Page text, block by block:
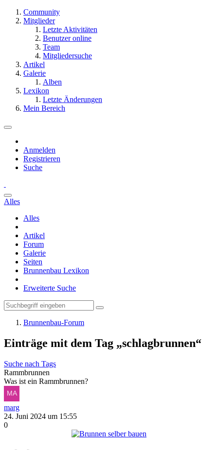
Community
Mitglieder
Letzte Aktivitäten
Benutzer online
Team
Mitgliedersuche
Artikel
Galerie
Alben
Lexikon
Letzte Änderungen
Mein Bereich
Anmelden
Registrieren
Suche
Alles
Alles
Artikel
Forum
Galerie
Seiten
Brunnenbau Lexikon
Erweiterte Suche
Brunnenbau-Forum
Einträge mit dem Tag „schlagbrunnen“
Suche nach Tags
Rammbrunnen
Was ist ein Rammbrunnen?
marg
24. Juni 2024 um 15:55
0